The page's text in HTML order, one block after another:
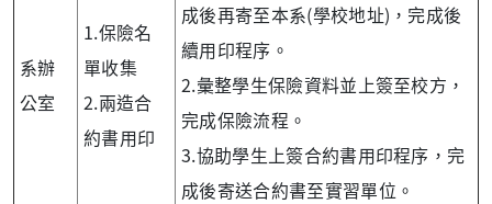
系辦
公室
1.保險名
單收集
2.兩造合
約書用印
成後再寄至本系(學校地址)，完成後
續用印程序。
2.彙整學生保險資料並上簽至校方，
完成保險流程。
3.協助學生上簽合約書用印程序，完
成後寄送合約書至實習單位。